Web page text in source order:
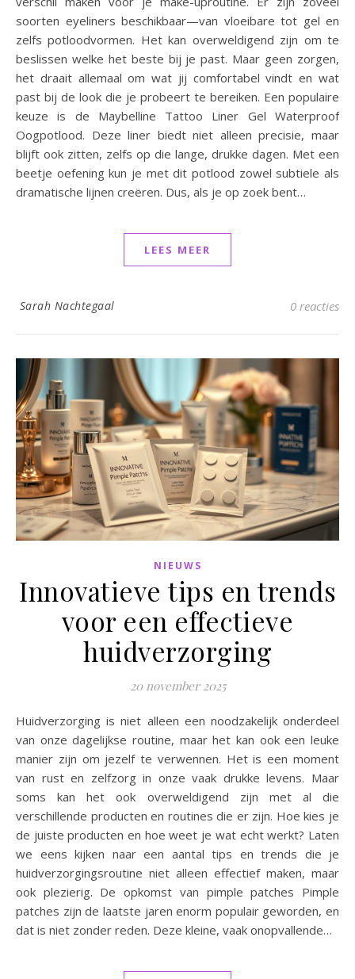
soorten eyeliners beschikbaar—van vloeibare tot gel en
zelfs potloodvormen. Het kan overweldigend zijn om te
beslissen welke het beste bij je past. Maar geen zorgen,
het draait allemaal om wat jij comfortabel vindt en wat
past bij de look die je probeert te bereiken. Een populaire
keuze is de Maybelline Tattoo Liner Gel Waterproof
Oogpotlood. Deze liner biedt niet alleen precisie, maar
blijft ook zitten, zelfs op die lange, drukke dagen. Met een
beetje oefening kun je met dit potlood zowel subtiele als
dramatische lijnen creëren. Dus, als je op zoek bent…
LEES MEER
Sarah Nachtegaal 0 reacties
NIEUWS
Innovatieve tips en trends
voor een effectieve
huidverzorging
20 november 2025
Huidverzorging is niet alleen een noodzakelijk onderdeel
van onze dagelijkse routine, maar het kan ook een leuke
manier zijn om jezelf te verwennen. Het is een moment
van rust en zelfzorg in onze vaak drukke levens. Maar
soms kan het ook overweldigend zijn met al die
verschillende producten en routines die er zijn. Hoe kies je
de juiste producten en hoe weet je wat echt werkt? Laten
we eens kijken naar een aantal tips en trends die je
huidverzorgingsroutine niet alleen effectief maken, maar
ook plezierig. De opkomst van pimple patches Pimple
patches zijn de laatste jaren enorm populair geworden, en
dat is niet zonder reden. Deze kleine, vaak onopvallende…